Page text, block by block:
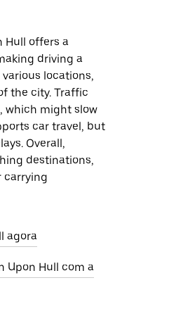
Hull offers a
driving a
locations,
the city. Traffic
which might slow
car travel, but
Overall,
destinations,
carrying
agora
Upon Hull com a